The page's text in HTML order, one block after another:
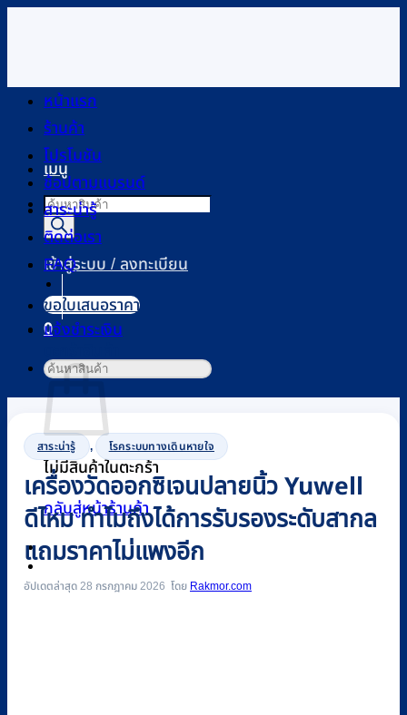
เนื้อหา
เมนู
Products
search
เข้าสู่ระบบ / ลงทะเบียน
0
ไม่มีสินค้าในตะกร้า
กลับสู่หน้าร้านค้า
0
หน้าแรก
ร้านค้า
โปรโมชัน
ช้อปตามแบรนด์
สาระน่ารู้
ติดต่อเรา
FAQ
ขอใบเสนอราคา
แจ้งชำระเงิน
ค้นหา:
สาระน่ารู้ , โรคระบบทางเดินหายใจ
เครื่องวัดออกซิเจนปลายนิ้ว Yuwell
ดีไหม ทำไมถึงได้การรับรองระดับสากล
แถมราคาไม่แพงอีก
อัปเดตล่าสุด 28 กรกฎาคม 2026 Rakmor.com